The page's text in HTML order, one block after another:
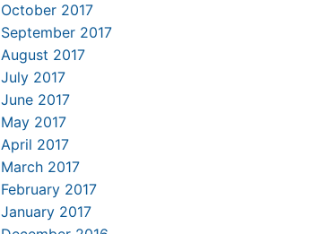
October 2017
September 2017
August 2017
July 2017
June 2017
May 2017
April 2017
March 2017
February 2017
January 2017